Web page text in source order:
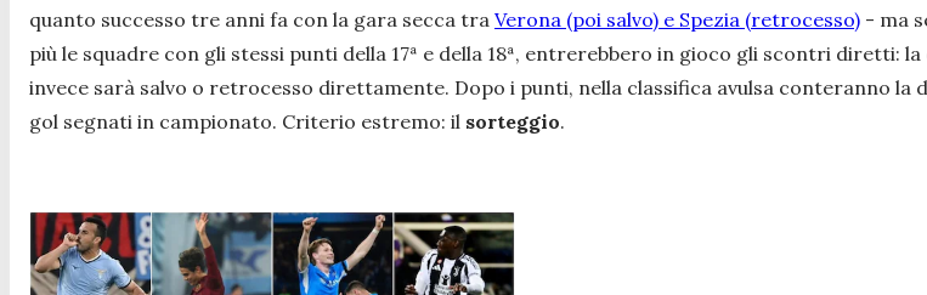
quanto successo tre anni fa con la gara secca tra Verona (poi salvo) e Spezia (retrocesso) - ma
più le squadre con gli stessi punti della 17ª e della 18ª, entrerebbero in gioco gli scontri diretti:
invece sarà salvo o retrocesso direttamente. Dopo i punti, nella classifica avulsa conteranno
gol segnati in campionato. Criterio estremo: il sorteggio.